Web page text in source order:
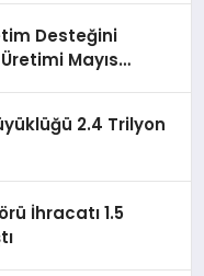
Desteğini
Mayıs
2.4 Trilyon
İhracatı 1.5